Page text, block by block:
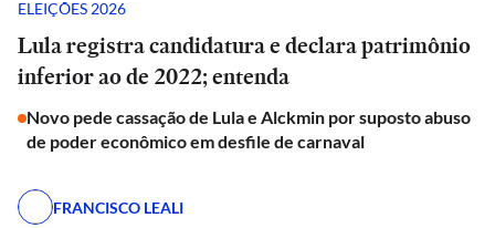
ELEIÇÕES 2026
Lula registra candidatura e declara patrimônio
inferior ao de 2022; entenda
Novo pede cassação de Lula e Alckmin por suposto abuso
de poder econômico em desfile de carnaval
FRANCISCO LEALI